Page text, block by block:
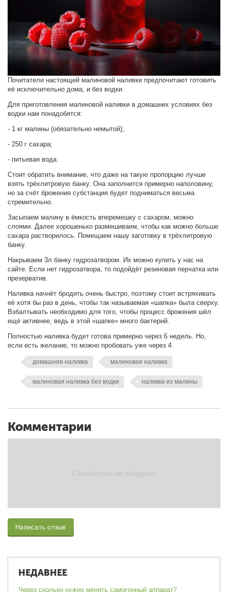
Почитатели настоящей малиновой наливки предпочитают готовить
её исключительно дома, и без водки.
Для приготовления малиновой наливки в домашних условиях без
водки нам понадобятся:
- 1 кг малины (обязательно немытой);
- 250 г сахара;
- питьевая вода.
Стоит обратить внимание, что даже на такую пропорцию лучше
взять трёхлитровую банку. Она заполнится примерно наполовину,
но за счёт брожения субстанция будет подниматься весьма
стремительно.
Засыпаем малину в ёмкость вперемешку с сахаром, можно
слоями. Далее хорошенько размешиваем, чтобы как можно больше
сахара растворилось. Помещаем нашу заготовку в трёхлитровую
банку.
Накрываем 3л банку гидрозатвором. Их можно купить у нас на
сайте. Если нет гидрозатвора, то подойдёт резиновая перчатка или
презерватив.
Наливка начнёт бродить очень быстро, поэтому стоит встряхивать
её хотя бы раз в день, чтобы так называемая «шапка» была сверху.
Взбалтывать необходимо для того, чтобы процесс брожения шёл
ещё активнее, ведь в этой «шапке» много бактерий.
Полностью наливка будет готова примерно через 6 недель. Но,
если есть желание, то можно пробовать уже через 4.
домашняя наливка малиновая наливка
малиновая наливка без водки наливка из малины
Комментарии
Сообщения не найдены
Написать отзыв
НЕДАВНЕЕ
Через сколько нужно менять самогонный аппарат?